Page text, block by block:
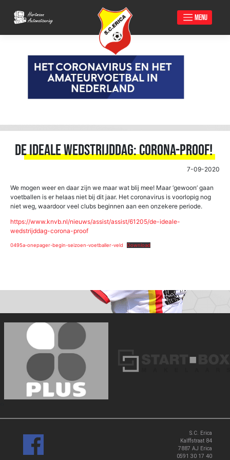
MENU
DE IDEALE WEDSTRIJDDAG: CORONA-PROOF!
7-09-2020
We mogen weer en daar zijn we maar wat blij mee! Maar ‘gewoon’ gaan
voetballen is er helaas niet bij dit jaar. Het coronavirus is voorlopig nog
niet weg, waardoor veel clubs beginnen aan een onzekere periode.
https://www.knvb.nl/nieuws/assist/assist/61205/de-ideale-
wedstrijddag-corona-proof
0495a-onepager-begin-seizoen-voetballer-veld Download
S.C. Erica
Kalffstraat 84
7887 AJ Erica
0591 30 17 40